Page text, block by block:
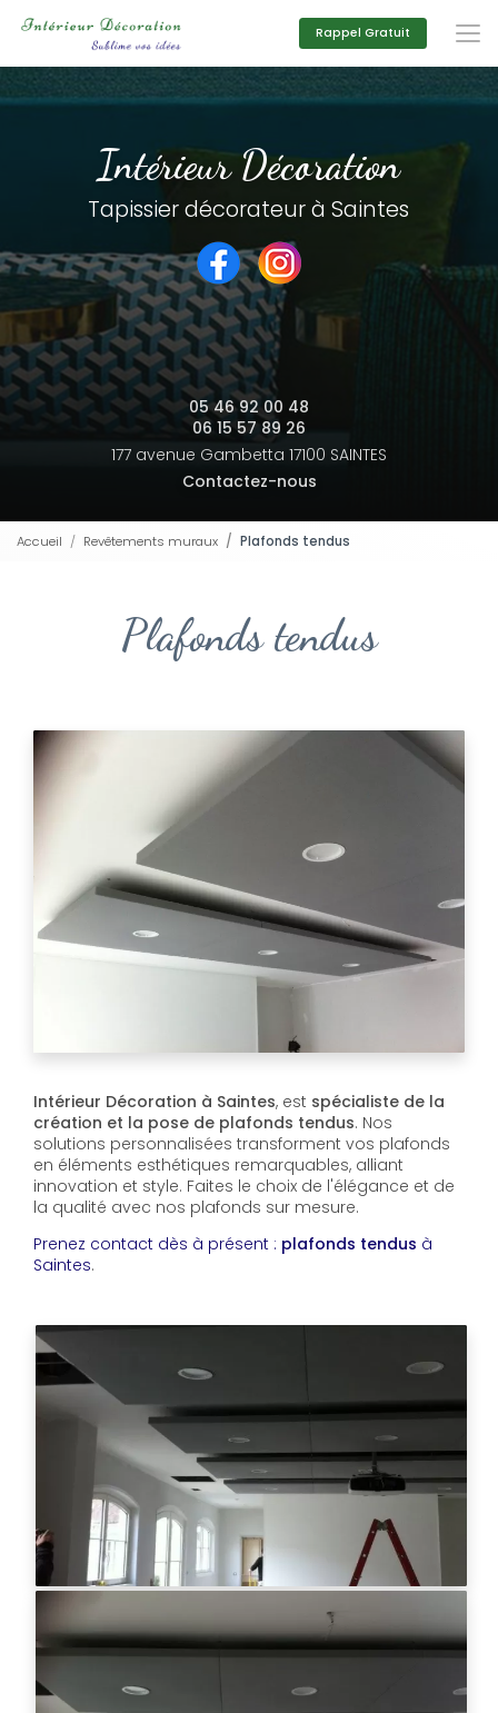
principal
Rappel Gratuit
Intérieur Décoration
Tapissier décorateur à Saintes
05 46 92 00 48
06 15 57 89 26
177 avenue Gambetta 17100 SAINTES
Contactez-nous
Accueil Revêtements muraux Plafonds tendus
Plafonds tendus
Intérieur Décoration à Saintes, est spécialiste de la
création et la pose de plafonds tendus. Nos
solutions personnalisées transforment vos plafonds
en éléments esthétiques remarquables, alliant
innovation et style. Faites le choix de l'élégance et de
la qualité avec nos plafonds sur mesure.
Prenez contact dès à présent : plafonds tendus à
Saintes.